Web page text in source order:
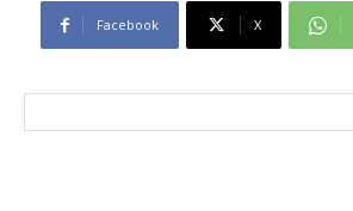
Facebook X